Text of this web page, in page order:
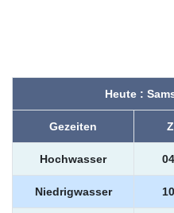
Heute :
Gezeiten
Hochwasser
Niedrigwasser